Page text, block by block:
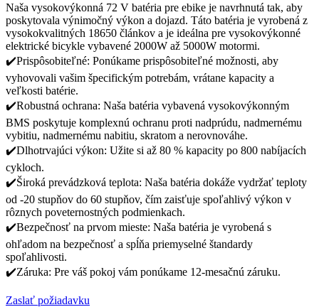
Naša vysokovýkonná 72 V batéria pre ebike je navrhnutá tak, aby
poskytovala výnimočný výkon a dojazd. Táto batéria je vyrobená z
vysokokvalitných 18650 článkov a je ideálna pre vysokovýkonné
elektrické bicykle vybavené 2000W až 5000W motormi.
✔️Prispôsobiteľné: Ponúkame prispôsobiteľné možnosti, aby
vyhovovali vašim špecifickým potrebám, vrátane kapacity a
veľkosti batérie.
✔️Robustná ochrana: Naša batéria vybavená vysokovýkonným
BMS poskytuje komplexnú ochranu proti nadprúdu, nadmernému
vybitiu, nadmernému nabitiu, skratom a nerovnováhe.
✔️Dlhotrvajúci výkon: Užite si až 80 % kapacity po 800 nabíjacích
cykloch.
✔️Široká prevádzková teplota: Naša batéria dokáže vydržať teploty
od -20 stupňov do 60 stupňov, čím zaisťuje spoľahlivý výkon v
rôznych poveternostných podmienkach.
✔️Bezpečnosť na prvom mieste: Naša batéria je vyrobená s
ohľadom na bezpečnosť a spĺňa priemyselné štandardy
spoľahlivosti.
✔️Záruka: Pre váš pokoj vám ponúkame 12-mesačnú záruku.
Zaslať požiadavku